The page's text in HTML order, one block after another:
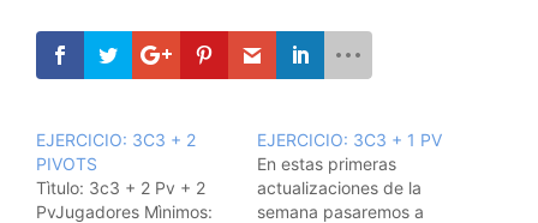
EJERCICIO: 3C3 + 2
PIVOTS
Tìtulo: 3c3 + 2 Pv + 2
PvJugadores Mìnimos:
EJERCICIO: 3C3 + 1 PV
En estas primeras
actualizaciones de la
semana pasaremos a